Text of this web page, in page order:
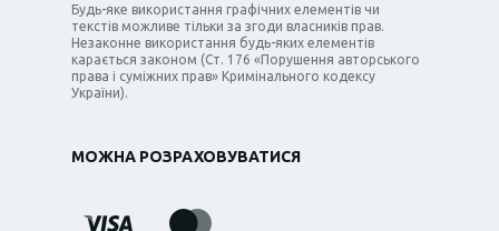
Будь-яке використання графічних елементів чи
текстів можливе тільки за згоди власників прав.
Незаконне використання будь-яких елементів
карається законом (Ст. 176 «Порушення авторського
права і суміжних прав» Кримінального кодексу
України).
МОЖНА РОЗРАХОВУВАТИСЯ